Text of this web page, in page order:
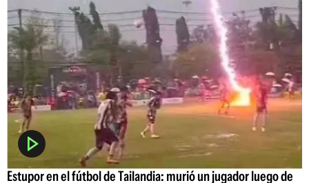
Estupor en el fútbol de Tailandia: murió un jugador luego de